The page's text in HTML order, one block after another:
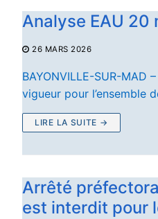
Analyse EAU 20
26 MARS 2026
BAYONVILLE-SUR-
vigueur pour l’ensemble
LIRE LA SUITE →
Arrêté
est interdit pour